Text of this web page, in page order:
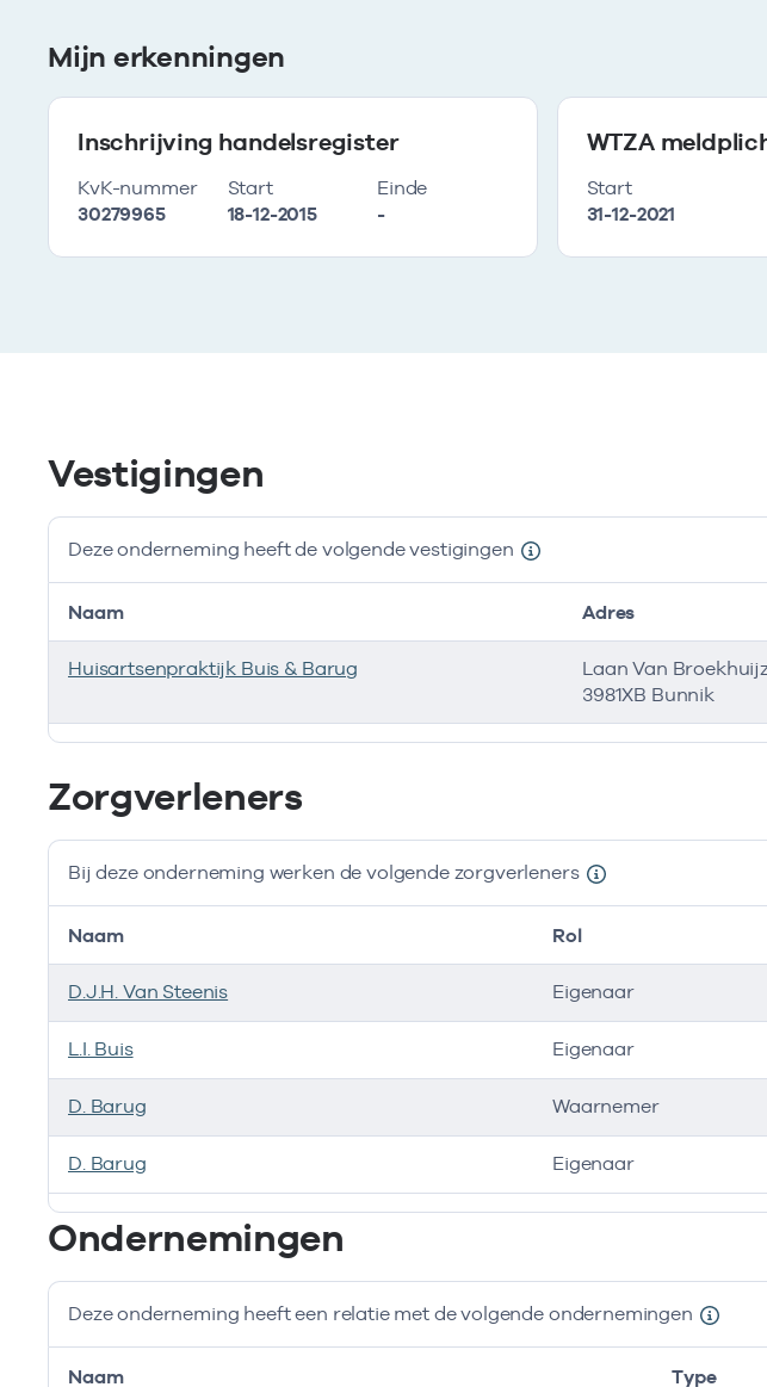
Mijn erkenningen
Inschrijving handelsregister
KvK-nummer
30279965
Start
18-12-2015
Einde
-
WTZA
Start
31-12-2021
Vestigingen
Deze onderneming heeft de volgende vestigingen
Deze onderneming heeft de volgende vestigingen
Naam Adres
Huisartsenpraktijk Buis & Barug
Laan Van
3981XB Bunnik
Zorgverleners
Bij deze onderneming werken de volgende zorgverleners
Bij deze onderneming werken de volgende zorgverleners
Naam Rol
D.J.H. Van Steenis Eigenaar
L.I. Buis Eigenaar
D. Barug Waarnemer
D. Barug Eigenaar
Ondernemingen
Deze onderneming heeft een relatie met de volgende ondernemingen
Naam Type